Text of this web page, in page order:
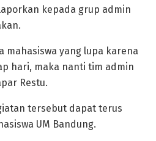
kepada grup admin
mahasiswa yang lupa karena
hari, maka nanti tim admin
Restu.
tersebut dapat terus
UM Bandung.